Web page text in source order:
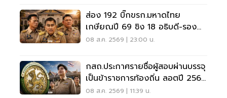
ส่อง 192 บิ๊กขรก.มหาดไทย
เกษียณปี 69 ชิง 18 อธิบดี-รอง
ปลัด-ผู้ว่าฯ
08 ส.ค. 2569 | 23:00 น.
กสถ.ประกาศรายชื่อผู้สอบผ่านบรรจุ
เป็นข้าราชการท้องถิ่น ลอตปี 2568
ใหม่
08 ส.ค. 2569 | 11:39 น.